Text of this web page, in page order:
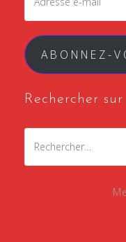
ABONNEZ-
Rechercher